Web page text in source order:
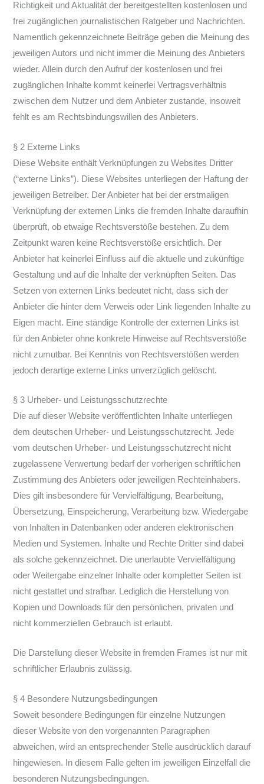
Richtigkeit und Aktualität der bereitgestellten kostenlosen und
frei zugänglichen journalistischen Ratgeber und Nachrichten.
Namentlich gekennzeichnete Beiträge geben die Meinung des
jeweiligen Autors und nicht immer die Meinung des Anbieters
wieder. Allein durch den Aufruf der kostenlosen und frei
zugänglichen Inhalte kommt keinerlei Vertragsverhältnis
zwischen dem Nutzer und dem Anbieter zustande, insoweit
fehlt es am Rechtsbindungswillen des Anbieters.
§ 2 Externe Links
Diese Website enthält Verknüpfungen zu Websites Dritter
(“externe Links”). Diese Websites unterliegen der Haftung der
jeweiligen Betreiber. Der Anbieter hat bei der erstmaligen
Verknüpfung der externen Links die fremden Inhalte daraufhin
überprüft, ob etwaige Rechtsverstöße bestehen. Zu dem
Zeitpunkt waren keine Rechtsverstöße ersichtlich. Der
Anbieter hat keinerlei Einfluss auf die aktuelle und zukünftige
Gestaltung und auf die Inhalte der verknüpften Seiten. Das
Setzen von externen Links bedeutet nicht, dass sich der
Anbieter die hinter dem Verweis oder Link liegenden Inhalte zu
Eigen macht. Eine ständige Kontrolle der externen Links ist
für den Anbieter ohne konkrete Hinweise auf Rechtsverstöße
nicht zumutbar. Bei Kenntnis von Rechtsverstößen werden
jedoch derartige externe Links unverzüglich gelöscht.
§ 3 Urheber- und Leistungsschutzrechte
Die auf dieser Website veröffentlichten Inhalte unterliegen
dem deutschen Urheber- und Leistungsschutzrecht. Jede
vom deutschen Urheber- und Leistungsschutzrecht nicht
zugelassene Verwertung bedarf der vorherigen schriftlichen
Zustimmung des Anbieters oder jeweiligen Rechteinhabers.
Dies gilt insbesondere für Vervielfältigung, Bearbeitung,
Übersetzung, Einspeicherung, Verarbeitung bzw. Wiedergabe
von Inhalten in Datenbanken oder anderen elektronischen
Medien und Systemen. Inhalte und Rechte Dritter sind dabei
als solche gekennzeichnet. Die unerlaubte Vervielfältigung
oder Weitergabe einzelner Inhalte oder kompletter Seiten ist
nicht gestattet und strafbar. Lediglich die Herstellung von
Kopien und Downloads für den persönlichen, privaten und
nicht kommerziellen Gebrauch ist erlaubt.
Die Darstellung dieser Website in fremden Frames ist nur mit
schriftlicher Erlaubnis zulässig.
§ 4 Besondere Nutzungsbedingungen
Soweit besondere Bedingungen für einzelne Nutzungen
dieser Website von den vorgenannten Paragraphen
abweichen, wird an entsprechender Stelle ausdrücklich darauf
hingewiesen. In diesem Falle gelten im jeweiligen Einzelfall die
besonderen Nutzungsbedingungen.